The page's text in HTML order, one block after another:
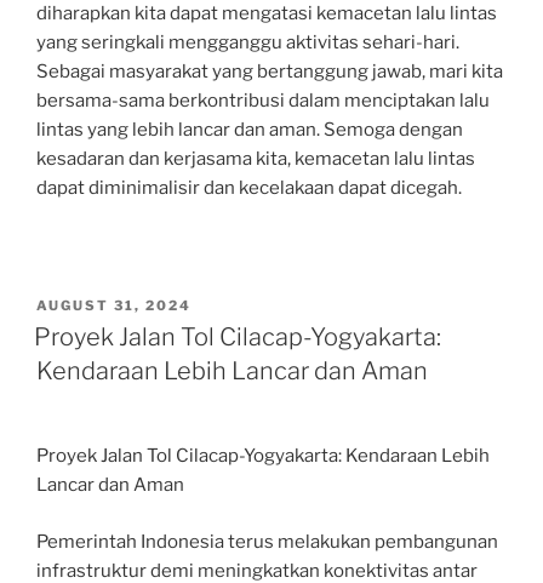
diharapkan kita dapat mengatasi kemacetan lalu lintas
yang seringkali mengganggu aktivitas sehari-hari.
Sebagai masyarakat yang bertanggung jawab, mari kita
bersama-sama berkontribusi dalam menciptakan lalu
lintas yang lebih lancar dan aman. Semoga dengan
kesadaran dan kerjasama kita, kemacetan lalu lintas
dapat diminimalisir dan kecelakaan dapat dicegah.
POSTED
ON
AUGUST 31, 2024
Proyek Jalan Tol Cilacap-Yogyakarta:
Kendaraan Lebih Lancar dan Aman
Proyek Jalan Tol Cilacap-Yogyakarta: Kendaraan Lebih
Lancar dan Aman
Pemerintah Indonesia terus melakukan pembangunan
infrastruktur demi meningkatkan konektivitas antar